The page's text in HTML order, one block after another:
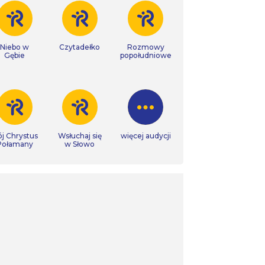
Niebo w
Gębie
Czytadełko
Rozmowy
popołudniowe
Chrystus
Wsłuchaj się
w Słowo
więcej audycji